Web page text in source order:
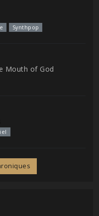
Synthpop
Mouth of God